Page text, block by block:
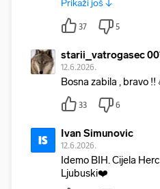
Prikaži još ↓
37 5
starii_vatrogasec
12.6.2026.
Bosna zabila , bravo !!
33 6
IS Ivan Simunovic
12.6.2026.
Idemo BIH. Cijela
Ljubuski❤️